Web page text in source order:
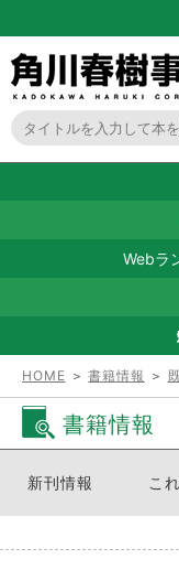
Webラ
HOME ＞書籍情報 ＞
書籍情報
新刊情報 こ